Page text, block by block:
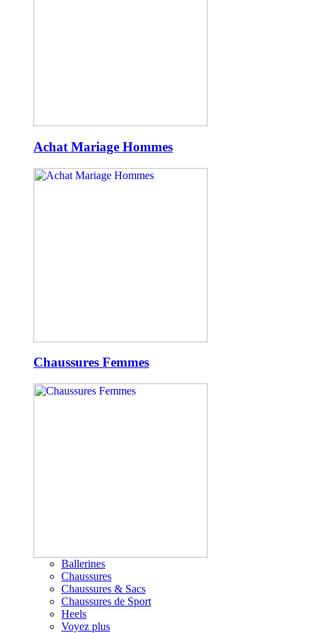
Achat Mariage Hommes
Chaussures Femmes
Ballerines
Chaussures
Chaussures & Sacs
Chaussures de Sport
Heels
Voyez plus